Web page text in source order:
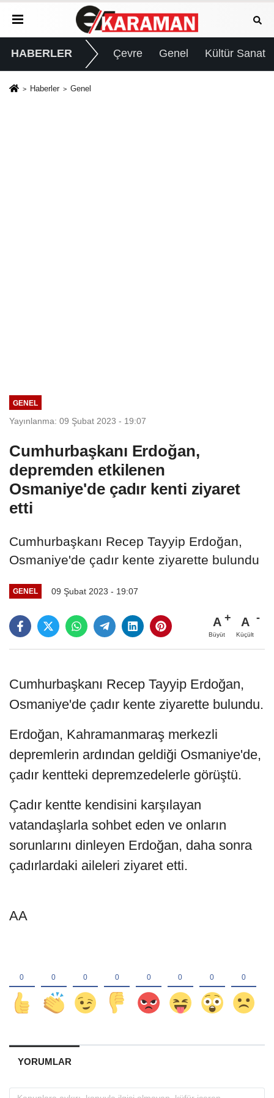
HABERLER Çevre Genel Kültür Sanat
Haberler Genel
GENEL
Yayınlanma: 09 Şubat 2023 - 19:07
Cumhurbaşkanı Erdoğan,
depremden etkilenen
Osmaniye'de çadır kenti ziyaret
etti
Cumhurbaşkanı Recep Tayyip Erdoğan,
Osmaniye'de çadır kente ziyarette bulundu
GENEL 09 Şubat 2023 - 19:07
A
Büyüt
A
Küçült
Cumhurbaşkanı Recep Tayyip Erdoğan,
Osmaniye'de çadır kente ziyarette bulundu.
Erdoğan, Kahramanmaraş merkezli
depremlerin ardından geldiği Osmaniye'de,
çadır kentteki depremzedelerle görüştü.
Çadır kentte kendisini karşılayan
vatandaşlarla sohbet eden ve onların
sorunlarını dinleyen Erdoğan, daha sonra
çadırlardaki aileleri ziyaret etti.
AA
YORUMLAR